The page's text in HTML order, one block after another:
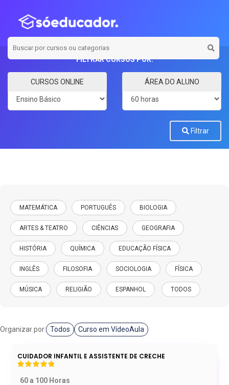
CURSOS ONLINE ÁREA DO ALUNO
FILTRAR CURSOS POR:
Filtrar
MATEMÁTICA PORTUGUÊS BIOLOGIA
ARTES & TEATRO CIÊNCIAS GEOGRAFIA
HISTÓRIA QUÍMICA EDUCAÇÃO FÍSICA
INGLÊS FILOSOFIA SOCIOLOGIA FÍSICA
MÚSICA RELIGIÃO ESPANHOL TODOS
Organizar por: Todos Curso em VídeoAula
CUIDADOR INFANTIL E ASSISTENTE DE CRECHE
60 a 100 Horas